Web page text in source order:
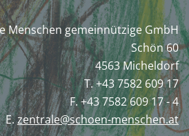
Menschen gemeinnützige GmbH
Schön 60
4563 Micheldorf
T. +43 7582 609 17
F. +43 7582 609 17 - 4
E.zentrale@schoen-menschen.at